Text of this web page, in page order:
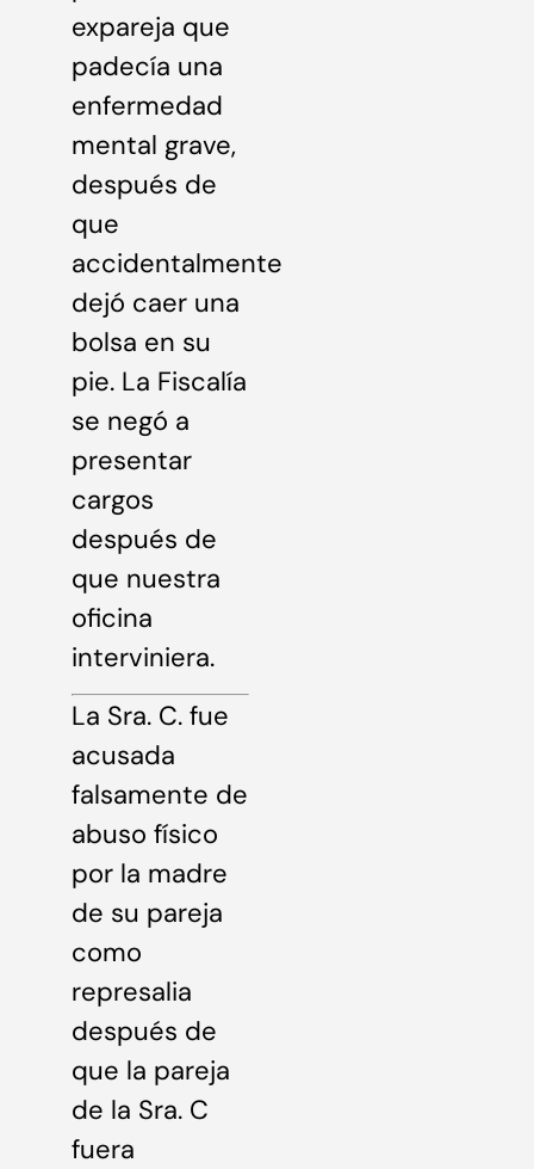
expareja que
padecía una
enfermedad
mental grave,
después de
que
accidentalmente
dejó caer una
bolsa en su
pie. La Fiscalía
se negó a
presentar
cargos
después de
que nuestra
oficina
interviniera.
La Sra. C. fue
acusada
falsamente de
abuso físico
por la madre
de su pareja
como
represalia
después de
que la pareja
de la Sra. C
fuera